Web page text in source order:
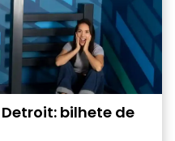
bilhete de